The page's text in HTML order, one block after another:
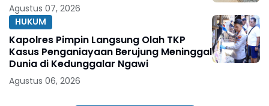
Agustus 07, 2026
HUKUM
Kapolres Pimpin Langsung Olah TKP
Kasus Penganiayaan Berujung Meninggal
Dunia di Kedunggalar Ngawi
Agustus 06, 2026